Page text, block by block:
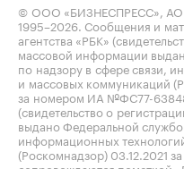
© ООО «БИЗНЕСПРЕСС»,
1995–2026 . Сообщения и
агентства «РБК»
массовой информации
по надзору в сфере связи,
и массовых коммуникаций
за номером ИА №ФС77-
(свидетельство о
выдано Федеральной
информационных
(Роскомнадзор) 03.12.2021